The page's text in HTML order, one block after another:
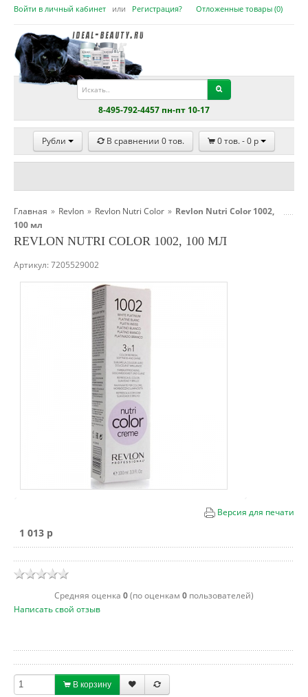
Войти в личный кабинет или Регистрация? Отложенные товары (0)
8-495-792-4457 пн-пт 10-17
Рубли В сравнении 0тов. 0тов. -0 p
Главная » Revlon » Revlon Nutri Color » Revlon Nutri Color 1002,
100 мл
REVLON NUTRI COLOR 1002, 100 МЛ
Артикул:7205529002
Версия для печати
1 013 p
Cредняя оценка 0(по оценкам 0 пользователей)
Написать свой отзыв
В корзину